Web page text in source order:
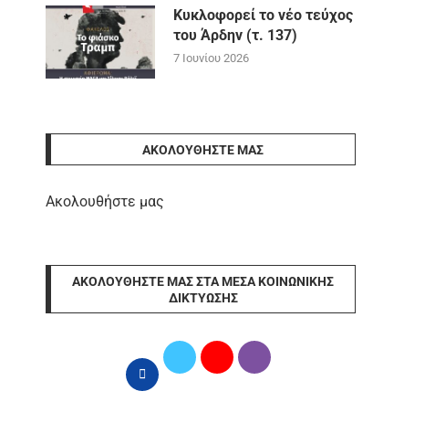
Κυκλοφορεί το νέο τεύχος
του Άρδην (τ. 137)
7 Ιουνίου 2026
ΑΚΟΛΟΥΘΉΣΤΕ ΜΑΣ
Ακολουθήστε μας
ΑΚΟΛΟΥΘΉΣΤΕ ΜΑΣ ΣΤΑ ΜΈΣΑ ΚΟΙΝΩΝΙΚΉΣ
ΔΙΚΤΎΩΣΗΣ